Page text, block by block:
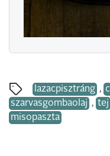
lazacpisztráng ,
szarvasgombaolaj , tej
misopaszta